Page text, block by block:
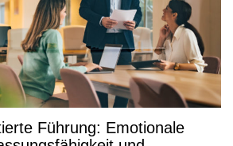
Führung: Emotionale